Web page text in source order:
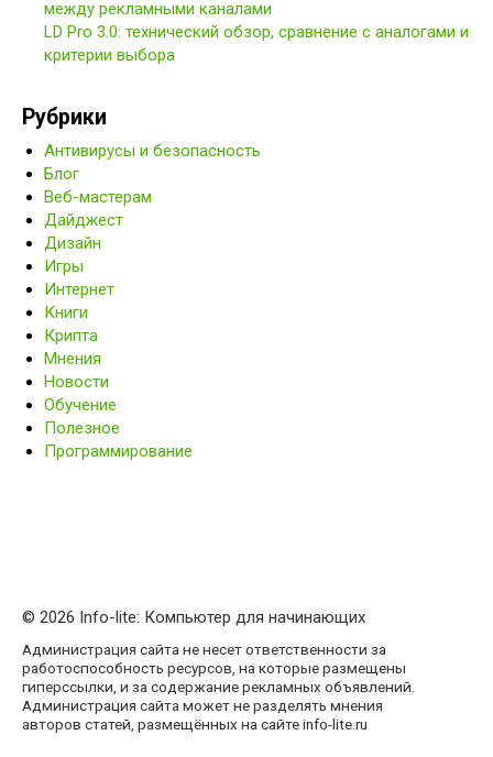
между рекламными каналами
LD Pro 3.0: технический обзор, сравнение с аналогами и
критерии выбора
Рубрики
Антивирусы и безопасность
Блог
Веб-мастерам
Дайджест
Дизайн
Игры
Интернет
Книги
Крипта
Мнения
Новости
Обучение
Полезное
Программирование
© 2026 Info-lite: Компьютер для начинающих
Администрация сайта не несет ответственности за
работоспособность ресурсов, на которые размещены
гиперссылки, и за содержание рекламных объявлений.
Администрация сайта может не разделять мнения
авторов статей, размещённых на сайте info-lite.ru